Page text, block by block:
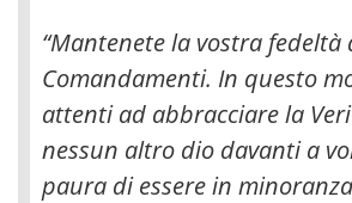
“Mantenete la vostra fedeltà
Comandamenti. In questo
attenti ad abbracciare la
nessun altro dio davanti a
paura di essere in